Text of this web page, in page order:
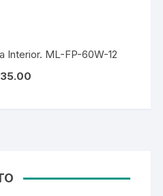
Interior. ML-FP-60W-12